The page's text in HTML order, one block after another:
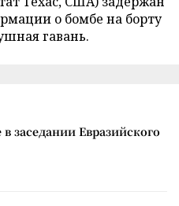
о бомбе на борту
гавань.
заседании Евразийского